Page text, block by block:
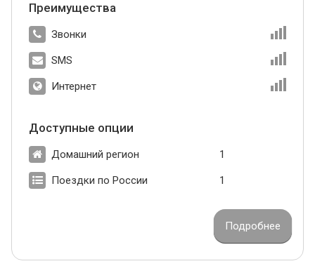
Преимущества
Звонки
SMS
Интернет
Доступные опции
Домашний регион 1
Поездки по России 1
Подробнее